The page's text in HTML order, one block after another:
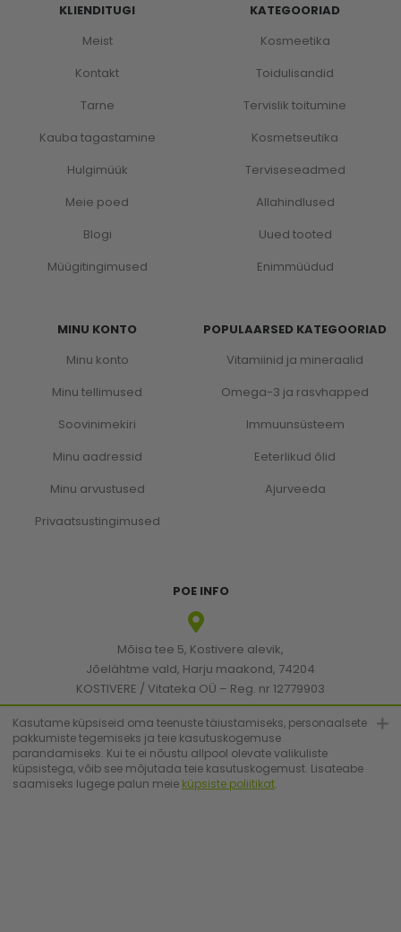
KLIENDITUGI
Meist
Kontakt
Tarne
Kauba tagastamine
Hulgimüük
Meie poed
Blogi
Müügitingimused
MINU KONTO
Minu konto
Minu tellimused
Soovinimekiri
Minu aadressid
Minu arvustused
Privaatsustingimused
KATEGOORIAD
Kosmeetika
Toidulisandid
Tervislik toitumine
Kosmetseutika
Terviseseadmed
Allahindlused
Uued tooted
Enimmüüdud
POPULAARSED KATEGOORIAD
Vitamiinid ja mineraalid
Omega-3 ja rasvhapped
Immuunsüsteem
Eeterlikud õlid
Ajurveeda
POE INFO
Mõisa tee 5, Kostivere alevik,
Jõelähtme vald, Harju maakond, 74204
KOSTIVERE / Vitateka OÜ – Reg. nr 12779903
KMKR: EE101830894
[email protected]
Kasutame küpsiseid oma teenuste täiustamiseks, personaalsete
pakkumiste tegemiseks ja teie kasutuskogemuse
parandamiseks. Kui te ei nõustu allpool olevate valikuliste
küpsistega, võib see mõjutada teie kasutuskogemust. Lisateabe
saamiseks lugege palun meie küpsiste poliitikat.